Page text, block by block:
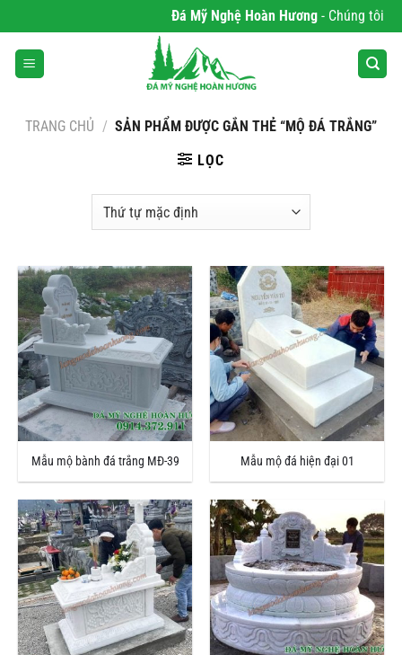
qua
nội
dung
Đá Mỹ Nghệ Hoàn Hương- Chúng tôi
TRANG CHỦ / SẢN PHẨM ĐƯỢC GẮN THẺ “MỘ ĐÁ TRẮNG”
LỌC
Mẫu mộ bành đá trắng MĐ-39 Mẫu mộ đá hiện đại 01